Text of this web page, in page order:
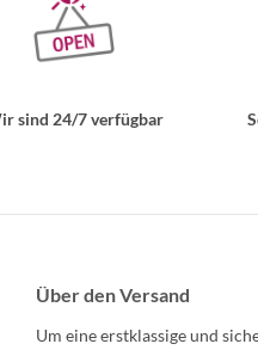
sind 24/7 verfügbar
Über den Versand
Um eine erstklassige und